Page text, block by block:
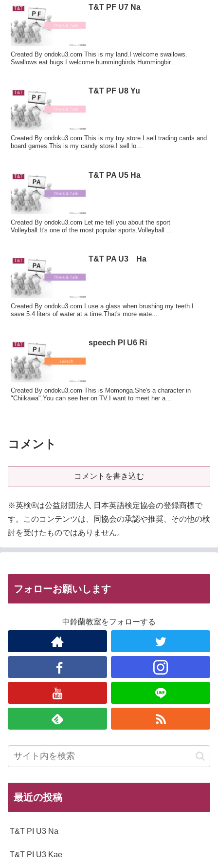
T&T T&T PF U7 Na
Created By ondoku3.com This is my land.I welcome swallows.
Swallows eat bugs.I welcome hummingbirds.Hummingbir...
T&T T&T PF U8 Yu
Created By ondoku3.com This is my toy store.I sell trading cards and
board games.This is my candy store.I sell lo...
T&T T&T PA U5 Ha
Created By ondoku3.com Let me tell you about the sport
Volleyball.It's one of the most popular sports.Volleyball ...
T&T T&T PA U3 Ha
Created By ondoku3.com I use a glass when brushing my teeth I
save 5.4 liters of water at a time.That's more wate...
T&T speech PI U6 Ri
Created By ondoku3.com This is Momonga.She's a character in
"Chiikawa".You can see her on TV.I want to meet her a...
コメント
コメントを書き込む
※英検®は公益財団法人 日本英語検定協会の登録商標で
す。このコンテンツは、同協会の承認や推奨、その他の検
討を受けたものではありません。
フォローお願いします
中鈴蘭教室をフォローする
最近の投稿
T&T PI U3 Na
T&T PI U3 Kae